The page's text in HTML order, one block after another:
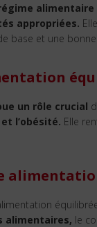
alimentaire
appropriées.
base et une
un rôle crucial
l’obésité. Elle
alimentaires, le